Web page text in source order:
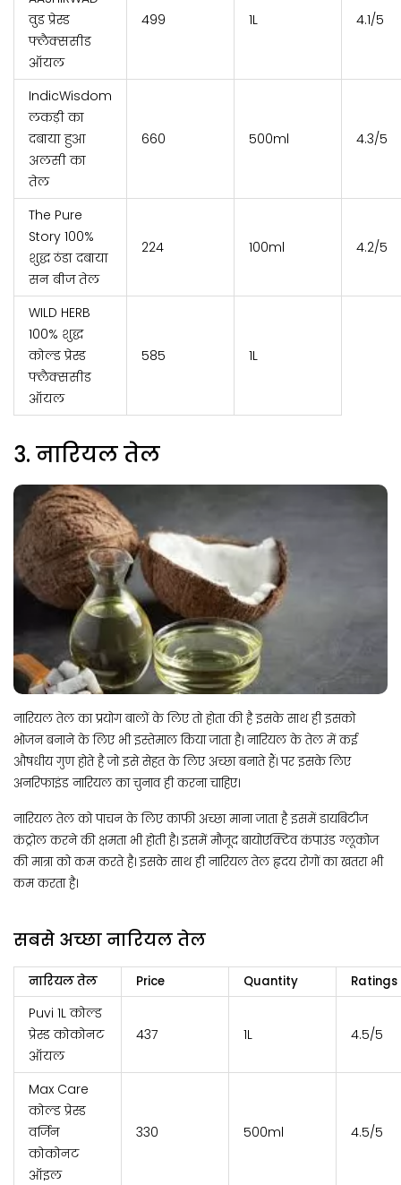
वुड प्रेस्ड
फ्लैक्ससीड
ऑयल
₹499 1L 4.1/5
IndicWisdom
लकड़ी का
दबाया हुआ
अलसी का
तेल
₹660 500ml 4.3/5
The Pure
Story 100%
शुद्ध ठंडा दबाया
सन बीज तेल
₹224 100ml 4.2/5
WILD HERB
100% शुद्ध
कोल्ड प्रेस्ड
फ्लैक्ससीड
ऑयल
₹585 1L
3. नारियल तेल
नारियल तेल का प्रयोग बालों के लिए तो होता की है इसके साथ ही इसको
भोजन बनाने के लिए भी इस्तेमाल किया जाता है। नारियल के तेल में कई
औषधीय गुण होते है जो इसे सेहत के लिए अच्छा बनाते हैं। पर इसके लिए
अनरिफाइंड नारियल का चुनाव ही करना चाहिए।
नारियल तेल को पाचन के लिए काफी अच्छा माना जाता है इसमें डायबिटीज
कंट्रोल करने की क्षमता भी होती है। इसमें मौजूद बायोएक्टिव कंपाउंड ग्लूकोज
की मात्रा को कम करते है। इसके साथ ही नारियल तेल हृदय रोगों का खतरा भी
कम करता है।
सबसे अच्छा नारियल तेल
नारियल तेल Price Quantity Ratings
Puvi 1L कोल्ड
प्रेस्ड कोकोनट
ऑयल
₹437 1L 4.5/5
Max Care
कोल्ड प्रेस्ड
वर्जिन
कोकोनट
ऑइल
₹330 500ml 4.5/5